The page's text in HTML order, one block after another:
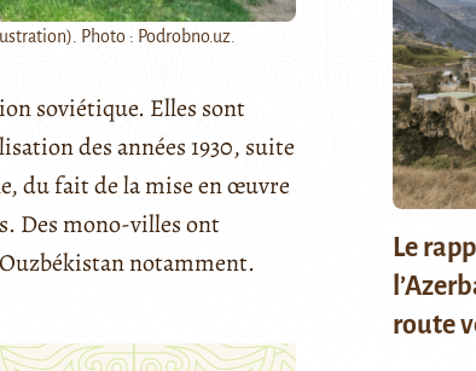
Photo : Podrobno.uz.
soviétique. Elles sont
des années 1930, suite
du fait de la mise en œuvre
Des mono-villes ont
notamment.
Le
route